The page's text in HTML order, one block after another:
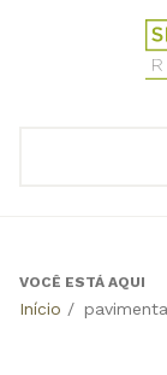
Revista
Back
VOCÊ ESTÁ AQUI
Início /